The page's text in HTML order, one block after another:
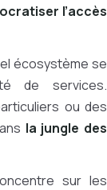
l’accès
écosystème se
de services.
ou des
la jungle des
sur les